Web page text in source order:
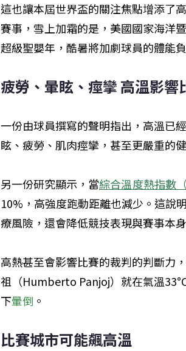
這也讓本屆世界盃的關注焦點增添了
賽事，雪上加霜的是，美國國家海洋
超級聖嬰年，酷暑將加劇球員的體能
疲勞、暈眩、痙攣 高溫影響
一份由球員撰寫的聲明指出，高溫已
眩、疲勞、肌肉痙攣，甚至更嚴重的
另一份研究顯示，當綜合溫度熱指數（
10%，高強度跑動距離也減少。這說
療風險，還會降低競技表現與賽事本
高熱甚至會影響比賽的裁判的判斷力
祖（Humberto Panjoj）就在氣溫
下暈倒 。
比賽城市可能飆高溫